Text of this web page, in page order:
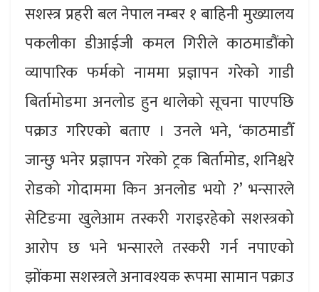
सशस्त्र प्रहरी बल नेपाल नम्बर १ बाहिनी मुख्यालय
पकलीका डीआईजी कमल गिरीले काठमाडौंको
व्यापारिक फर्मको नाममा प्रज्ञापन गरेको गाडी
बिर्तामोडमा अनलोड हुन थालेको सूचना पाएपछि
पक्राउ गरिएको बताए । उनले भने, ‘काठमाडौँ
जान्छु भनेर प्रज्ञापन गरेको ट्रक बिर्तामोड, शनिश्चरे
रोडको गोदाममा किन अनलोड भयो ?’ भन्सारले
सेटिङमा खुलेआम तस्करी गराइरहेको सशस्त्रको
आरोप छ भने भन्सारले तस्करी गर्न नपाएको
झोंकमा सशस्त्रले अनावश्यक रूपमा सामान पक्राउ